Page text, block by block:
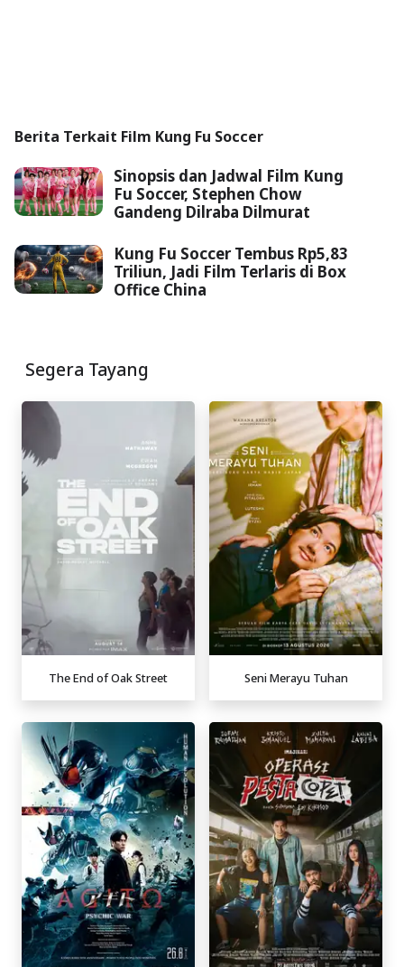
Berita Terkait Film Kung Fu Soccer
Sinopsis dan Jadwal Film Kung
Fu Soccer, Stephen Chow
Gandeng Dilraba Dilmurat
Kung Fu Soccer Tembus Rp5,83
Triliun, Jadi Film Terlaris di Box
Office China
Segera Tayang
The End of Oak Street Seni Merayu Tuhan